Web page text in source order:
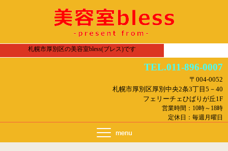
札幌市厚別区の美容室bless(ブレス)です
TEL.011-896-0007
〒004-0052
札幌市厚別区厚別中央2条3丁目5－40
フェリーチェひばりが丘1F
営業時間：10時～18時
定休日：毎週月曜日